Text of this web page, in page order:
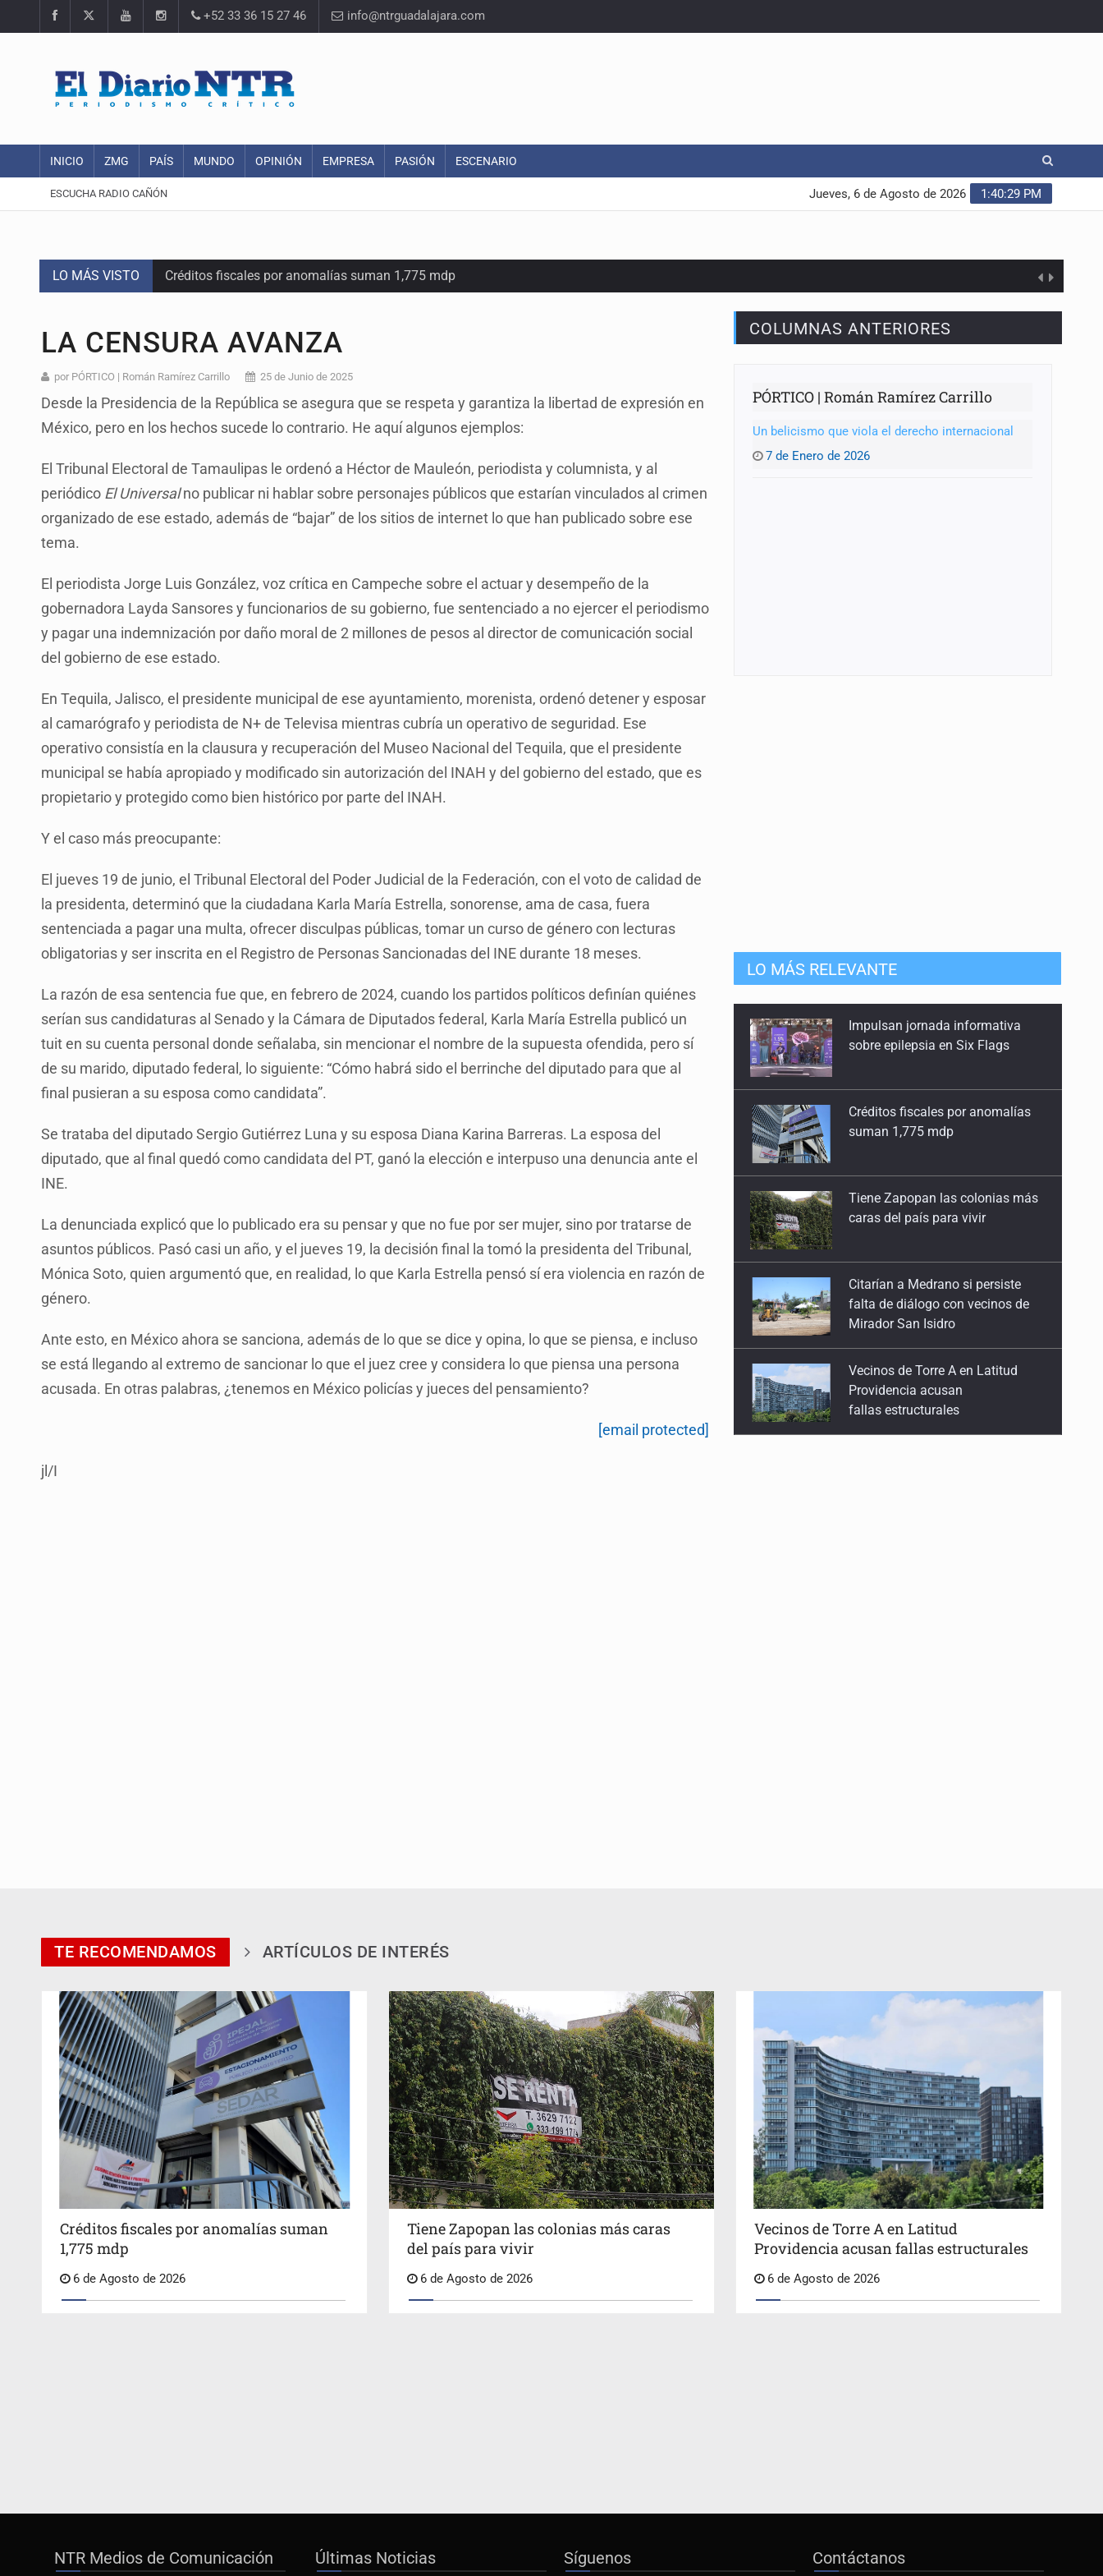
+52 33 36 15 27 46 info@ntrguadalajara.com
INICIO ZMG PAÍS MUNDO OPINIÓN EMPRESA PASIÓN ESCENARIO
ESCUCHA RADIO CAÑÓN 1:40:30 PM
Jueves, 6 de Agosto de 2026
LO MÁS VISTO Créditos fiscales por anomalías suman 1,775 mdp
Vecinos de Torre A en Latitud Providencia acusan fallas estructurales
3.5 millones de jaliscienses, sin trabajo digno
IMSS Jalisco concreta dos donaciones multiorgánicas
Anuncian actividades por Mes de Juventudes
Dinero oscuro
Se cumplió plazo y continúan las fallas en Siteur
LA CENSURA AVANZA
por PÓRTICO | Román Ramírez Carrillo 25 de Junio de 2025
Desde la Presidencia de la República se asegura que se respeta y garantiza la libertad de expresión en
México, pero en los hechos sucede lo contrario. He aquí algunos ejemplos:
El Tribunal Electoral de Tamaulipas le ordenó a Héctor de Mauleón, periodista y columnista, y al
periódico El Universalno publicar ni hablar sobre personajes públicos que estarían vinculados al crimen
organizado de ese estado, además de “bajar” de los sitios de internet lo que han publicado sobre ese
tema.
El periodista Jorge Luis González, voz crítica en Campeche sobre el actuar y desempeño de la
gobernadora Layda Sansores y funcionarios de su gobierno, fue sentenciado a no ejercer el periodismo
y pagar una indemnización por daño moral de 2 millones de pesos al director de comunicación social
del gobierno de ese estado.
En Tequila, Jalisco, el presidente municipal de ese ayuntamiento, morenista, ordenó detener y esposar
al camarógrafo y periodista de N+ de Televisa mientras cubría un operativo de seguridad. Ese
operativo consistía en la clausura y recuperación del Museo Nacional del Tequila, que el presidente
municipal se había apropiado y modificado sin autorización del INAH y del gobierno del estado, que es
propietario y protegido como bien histórico por parte del INAH.
Y el caso más preocupante:
El jueves 19 de junio, el Tribunal Electoral del Poder Judicial de la Federación, con el voto de calidad de
la presidenta, determinó que la ciudadana Karla María Estrella, sonorense, ama de casa, fuera
sentenciada a pagar una multa, ofrecer disculpas públicas, tomar un curso de género con lecturas
obligatorias y ser inscrita en el Registro de Personas Sancionadas del INE durante 18 meses.
La razón de esa sentencia fue que, en febrero de 2024, cuando los partidos políticos definían quiénes
serían sus candidaturas al Senado y la Cámara de Diputados federal, Karla María Estrella publicó un
tuit en su cuenta personal donde señalaba, sin mencionar el nombre de la supuesta ofendida, pero sí
de su marido, diputado federal, lo siguiente: “Cómo habrá sido el berrinche del diputado para que al
final pusieran a su esposa como candidata”.
Se trataba del diputado Sergio Gutiérrez Luna y su esposa Diana Karina Barreras. La esposa del
diputado, que al final quedó como candidata del PT, ganó la elección e interpuso una denuncia ante el
INE.
La denunciada explicó que lo publicado era su pensar y que no fue por ser mujer, sino por tratarse de
asuntos públicos. Pasó casi un año, y el jueves 19, la decisión final la tomó la presidenta del Tribunal,
Mónica Soto, quien argumentó que, en realidad, lo que Karla Estrella pensó sí era violencia en razón de
género.
Ante esto, en México ahora se sanciona, además de lo que se dice y opina, lo que se piensa, e incluso
se está llegando al extremo de sancionar lo que el juez cree y considera lo que piensa una persona
acusada. En otras palabras, ¿tenemos en México policías y jueces del pensamiento?
[email protected]
jl/I
COLUMNAS ANTERIORES
PÓRTICO | Román Ramírez Carrillo
Un belicismo que viola el derecho internacional
7 de Enero de 2026
LO MÁS RELEVANTE
Créditos fiscales por anomalías
suman 1,775 mdp
Tiene Zapopan las colonias más
caras del país para vivir
Citarían a Medrano si persiste
falta de diálogo con vecinos de
Vecinos de Torre A en Latitud
Providencia acusan
fallas estructurales
3.5 millones de jaliscienses,
sin trabajo digno
TE RECOMENDAMOS ARTÍCULOS DE INTERÉS
Créditos fiscales por anomalías suman
1,775 mdp
6 de Agosto de 2026
Tiene Zapopan las colonias más caras
del país para vivir
6 de Agosto de 2026
Vecinos de Torre A en Latitud
Providencia acusan fallas estructurales
6 de Agosto de 2026
NTR Medios de Comunicación Últimas Noticias Síguenos Contáctanos